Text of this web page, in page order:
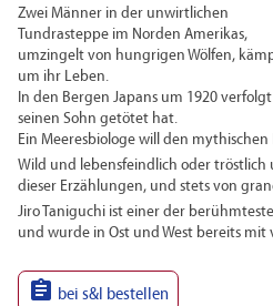
Zwei Männer in der unwirtlichen
Tundrasteppe im Norden Amerikas,
umzingelt von hungrigen Wölfen,
um ihr Leben.
In den Bergen Japans um 1920
seinen Sohn getötet hat.
Ein Meeresbiologe will den mythischen
Wild und lebensfeindlich oder tröstlich
dieser Erzählungen, und stets von
Jiro Taniguchi ist einer der
und wurde in Ost und West bereits mit
 bei s&l bestellen